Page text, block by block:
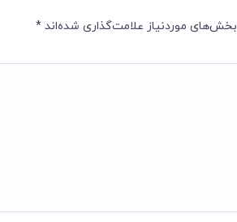
بخش‌های موردنیاز علامت‌گذاری شده‌اند *